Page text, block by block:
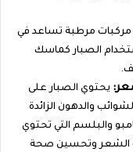
مركبات مرطبة تساعد في
الصبار كماسك
يحتوي الصبار على
والدهون الزائدة
والبلسم التي تحتوي
الشعر وتحسين صحة